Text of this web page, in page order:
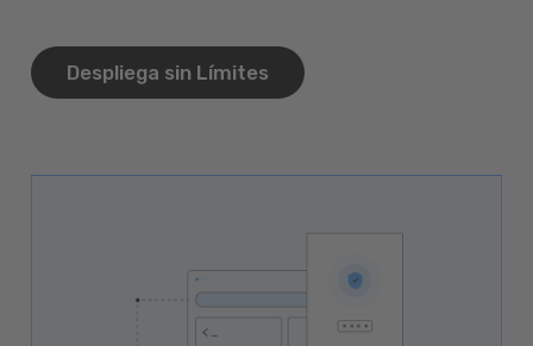
Despliega sin Límites